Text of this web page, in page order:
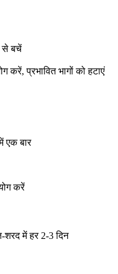
से बचें
करें, प्रभावित भागों को हटाएं
एक बार
करें
शरद में हर 2-3 दिन